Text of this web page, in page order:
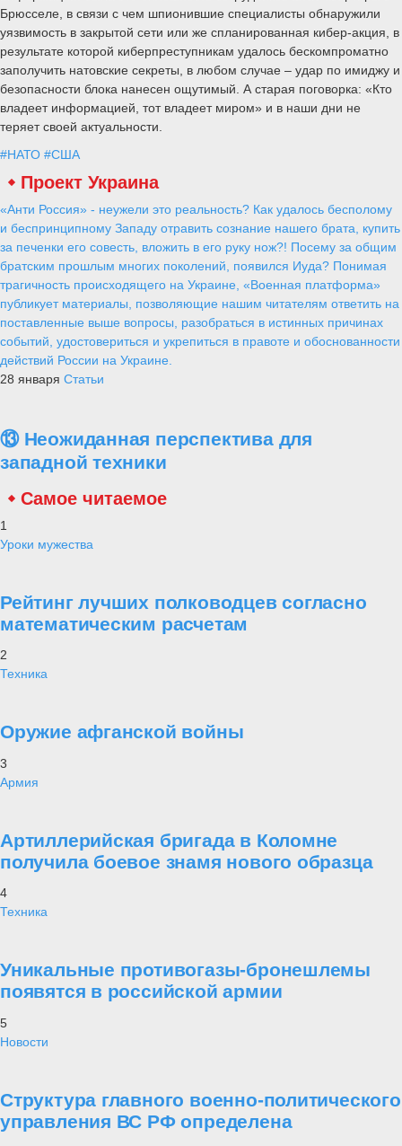
Брюсселе, в связи с чем шпионившие специалисты обнаружили
уязвимость в закрытой сети или же спланированная кибер-акция, в
результате которой киберпреступникам удалось бескомпроматно
заполучить натовские секреты, в любом случае – удар по имиджу и
безопасности блока нанесен ощутимый. А старая поговорка: «Кто
владеет информацией, тот владеет миром» и в наши дни не
теряет своей актуальности.
#НАТО #США
Проект Украина
«Анти Россия» - неужели это реальность? Как удалось бесполому
и беспринципному Западу отравить сознание нашего брата, купить
за печенки его совесть, вложить в его руку нож?! Посему за общим
братским прошлым многих поколений, появился Иуда? Понимая
трагичность происходящего на Украине, «Военная платформа»
публикует материалы, позволяющие нашим читателям ответить на
поставленные выше вопросы, разобраться в истинных причинах
событий, удостовериться и укрепиться в правоте и обоснованности
действий России на Украине.
28 января Статьи
⑬ Неожиданная перспектива для
западной техники
Самое читаемое
1
Уроки мужества
Рейтинг лучших полководцев согласно
математическим расчетам
2
Техника
Оружие афганской войны
3
Армия
Артиллерийская бригада в Коломне
получила боевое знамя нового образца
4
Техника
Уникальные противогазы-бронешлемы
появятся в российской армии
5
Новости
Структура главного военно-политического
управления ВС РФ определена